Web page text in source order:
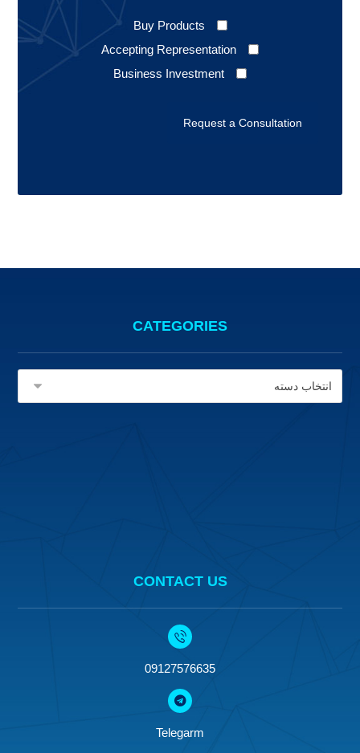
Buy Products
Accepting Representation
Business Investment
CATEGORIES
CONTACT US
09127576635
Telegarm